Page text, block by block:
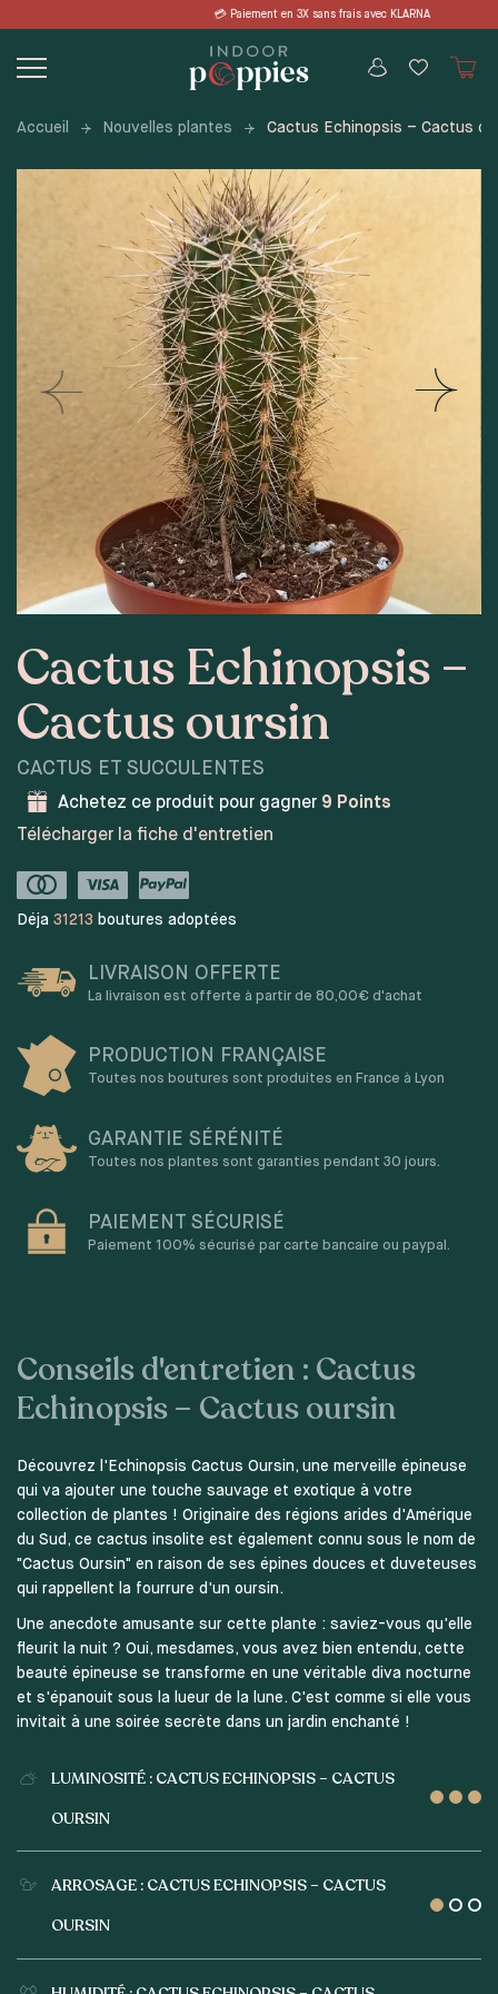
content
en 3X sans frais avec KLARNA 📦
Accueil Nouvelles plantes Cactus Echinopsis – Cactus
Cactus Echinopsis –
Cactus oursin
CACTUS ET SUCCULENTES
Achetez ce produit pour gagner 9 Points
Télécharger la fiche d'entretien
Déja 31213 boutures adoptées
LIVRAISON OFFERTE
La livraison est offerte à partir de 80,00€ d'achat
PRODUCTION FRANÇAISE
Toutes nos boutures sont produites en France à Lyon
GARANTIE SÉRÉNITÉ
Toutes nos plantes sont garanties pendant 30 jours.
PAIEMENT SÉCURISÉ
Paiement 100% sécurisé par carte bancaire ou paypal.
Conseils d'entretien : Cactus
Echinopsis – Cactus oursin
Découvrez l'Echinopsis Cactus Oursin, une merveille épineuse
qui va ajouter une touche sauvage et exotique à votre
collection de plantes ! Originaire des régions arides d'Amérique
du Sud, ce cactus insolite est également connu sous le nom de
"Cactus Oursin" en raison de ses épines douces et duveteuses
qui rappellent la fourrure d'un oursin.
Une anecdote amusante sur cette plante : saviez-vous qu'elle
fleurit la nuit ? Oui, mesdames, vous avez bien entendu, cette
beauté épineuse se transforme en une véritable diva nocturne
et s'épanouit sous la lueur de la lune. C'est comme si elle vous
invitait à une soirée secrète dans un jardin enchanté !
LUMINOSITÉ : CACTUS ECHINOPSIS – CACTUS
OURSIN
ARROSAGE : CACTUS ECHINOPSIS – CACTUS
OURSIN